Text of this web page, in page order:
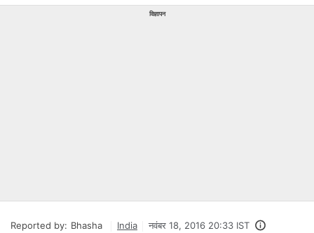
विज्ञापन
Reported by: Bhasha India नवंबर 18, 2016 20:33 IST